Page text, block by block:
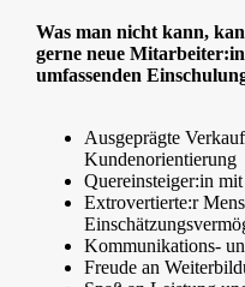
Was man nicht kann,
gerne neue
umfassenden
Ausgeprägte
Kundenorientierung
Quereinsteiger:in
Extrovertierte:r
Kommunikations-
Freude an